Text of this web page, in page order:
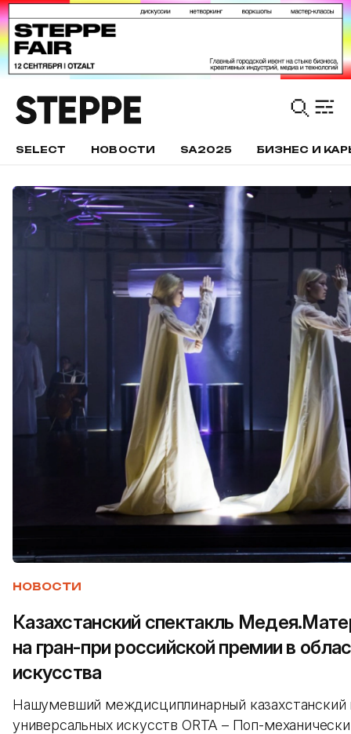
SELECT НОВОСТИ SA2025 БИЗНЕС И
НОВОСТИ
Казахстанский спектакль
на гран-при российской премии в
искусства
Нашумевший междисциплинарный казахстанский
универсальных искусств ORTA – Поп-